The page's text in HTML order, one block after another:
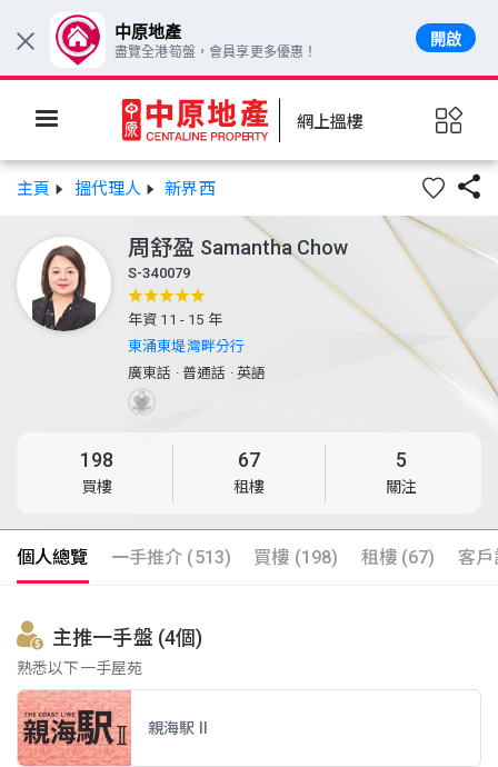
網上搵樓
主頁 搵代理人 新界西 
周舒盈 Samantha Chow
S-340079
年資 11 - 15 年
東涌東堤灣畔分行
廣東話 ·普通話 ·英語
198
買樓
67
租樓
5
關注
個人總覽 一手推介 (513) 買樓 (198) 租樓 (67) 客
主推一手盤 (4個)
熟悉以下一手屋苑
親海駅 II
× 中原地產
盡覽全港筍盤，會員享更多優惠！
開啟